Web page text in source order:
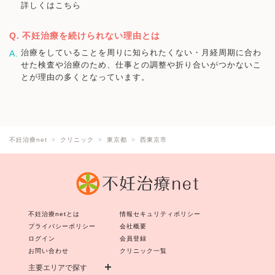
詳しくはこちら
不妊治療を続けられない理由とは
治療をしていることを周りに知られたくない・月経周期に合わ
せた検査や治療のため、仕事との調整や折り合いがつかないこ
とが理由の多くとなっています。
不妊治療net クリニック 東京都 西東京市
不妊治療netとは
情報セキュリティポリシー
プライバシーポリシー
会社概要
ログイン
会員登録
お問い合わせ
クリニック一覧
主要エリアで探す